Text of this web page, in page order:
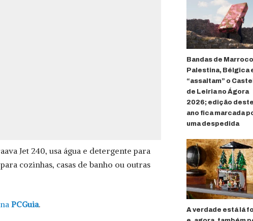
Jet 240, usa água e detergente para
cozinhas, casas de banho ou outras
PCGuia.
Bandas de
Palestina, Bélgica
“assaltam” o
de Leiria no Ágora
2026; edição deste
ano fica marcada
uma despedida
A verdade está lá